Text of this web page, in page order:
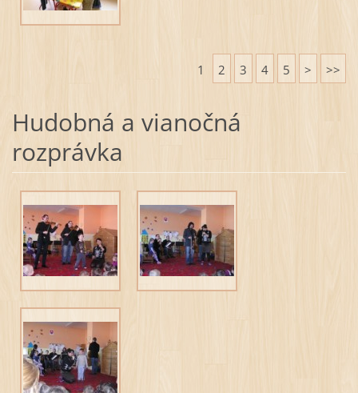
1 2 3 4 5 > >>
Hudobná a vianočná
rozprávka